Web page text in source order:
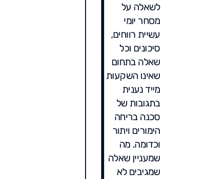
לשאלה על
מסחר יומי
עשיית רווחים,
סיכונים וכל
שאלה בתחום
שאינו השקעות
מייד נענית
בתגובות של
סכנה בריחה
הימורים ויתור
וכדומה. מה
שמעניין שאלה
שמגיבים לא